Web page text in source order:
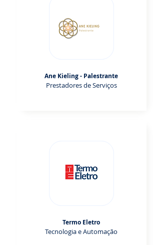
Ane Kieling - Palestrante
Prestadores de Serviços
Termo Eletro
Tecnologia e Automação